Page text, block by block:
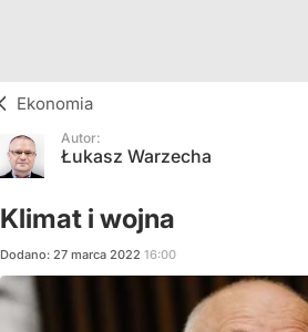
Ekonomia
Autor:
Łukasz Warzecha
Klimat i wojna
Dodano: 27 marca 2022 16:00